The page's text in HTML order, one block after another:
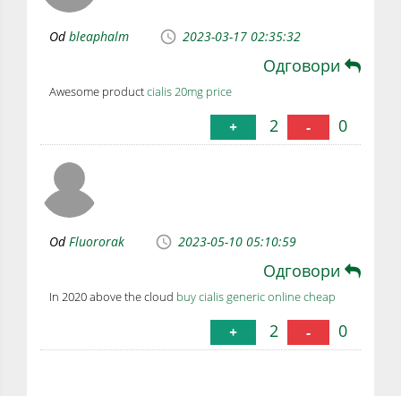
Odbleaphalm 2023-03-17 02:35:32
Одговори
Awesome productcialis 20mg price
+ 2 - 0
OdFluororak 2023-05-10 05:10:59
Одговори
In 2020 above the cloud buy cialis generic online cheap
+ 2 - 0